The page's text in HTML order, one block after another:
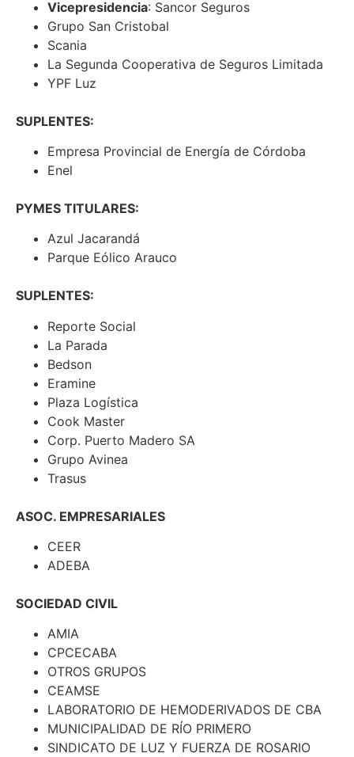
Vicepresidencia: Sancor Seguros
Grupo San Cristobal
Scania
La Segunda Cooperativa de Seguros Limitada
YPF Luz
SUPLENTES:
Empresa Provincial de Energía de Córdoba
Enel
PYMES TITULARES:
Azul Jacarandá
Parque Eólico Arauco
SUPLENTES:
Reporte Social
La Parada
Bedson
Eramine
Plaza Logística
Cook Master
Corp. Puerto Madero SA
Grupo Avinea
Trasus
ASOC. EMPRESARIALES
CEER
ADEBA
SOCIEDAD CIVIL
AMIA
CPCECABA
OTROS GRUPOS
CEAMSE
LABORATORIO DE HEMODERIVADOS DE CBA
MUNICIPALIDAD DE RÍO PRIMERO
SINDICATO DE LUZ Y FUERZA DE ROSARIO